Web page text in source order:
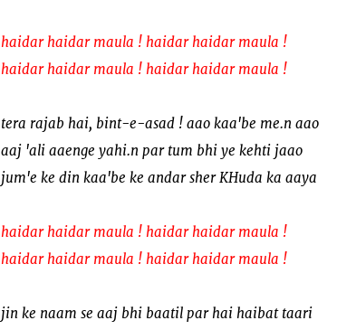
haidar haidar maula ! haidar haidar maula !
haidar haidar maula ! haidar haidar maula !
tera rajab hai, bint-e-asad ! aao kaa'be me.n aao
aaj 'ali aaenge yahi.n par tum bhi ye kehti jaao
jum'e ke din kaa'be ke andar sher KHuda ka aaya
haidar haidar maula ! haidar haidar maula !
haidar haidar maula ! haidar haidar maula !
jin ke naam se aaj bhi baatil par hai haibat taari